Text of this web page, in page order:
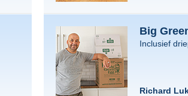
Big
Inclusief
Richard